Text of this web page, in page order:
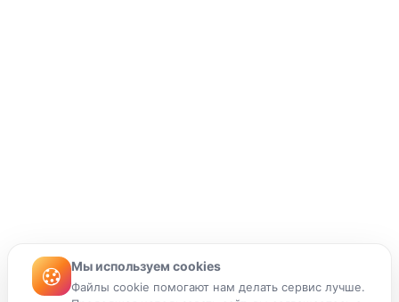
Мы используем cookies
Файлы cookie помогают нам делать сервис лучше.